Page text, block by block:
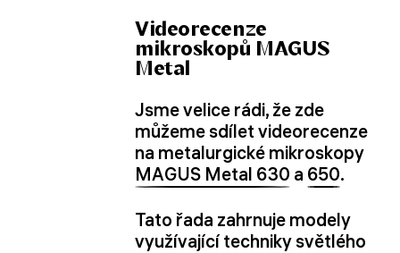
Videorecenze
mikroskopů MAGUS
Metal
Jsme velice rádi, že zde
můžeme sdílet videorecenze
na metalurgické mikroskopy
MAGUS Metal 630 a 650.
Tato řada zahrnuje modely
využívající techniky světlého